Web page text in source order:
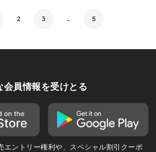
2 3 … 5
会員情報を受けとる
エントリー権利や、スペシャル割引クーポ